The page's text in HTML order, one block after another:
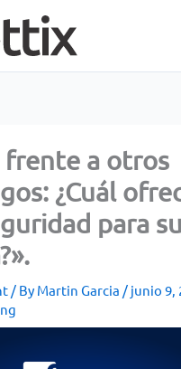
frente a otros
¿Cuál
para su
/ By Martin Garcia / junio 9,